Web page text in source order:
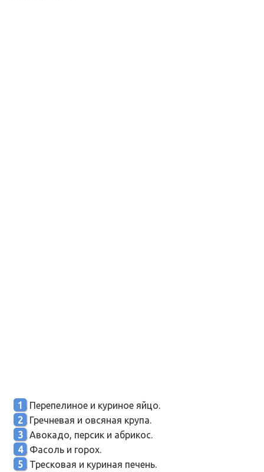
Перепелиное и куриное яйцо.
Гречневая и овсяная крупа.
Авокадо, персик и абрикос.
Фасоль и горох.
Тресковая и куриная печень.